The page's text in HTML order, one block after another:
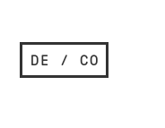
DE / CO